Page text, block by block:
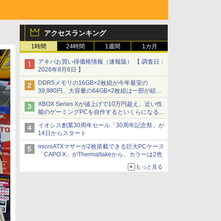
アクセスランキング
1時間 24時間 1週間 1カ月
アキバお買い得価格情報（速報版） 【 調査日：
2026年8月6日 】
DDR5メモリの16GB×2枚組が今年最安の
39,980円、大容量の64GB×2枚組は一部が続騰
[8月前半のメモリ価格]
XBOX Series Xが値上げで10万円超え。近い性
能のゲーミングPCを自作するといくらになる？
【石田賀津男の『酒の肴にPCゲーム』】
イオシス創業30周年セール「30周年記念祭」が
14日からスタート
microATXマザーが2枚搭載できる巨大PCケース
「CAPO X」がThermaltakeから、カラーは2色
もっと見る